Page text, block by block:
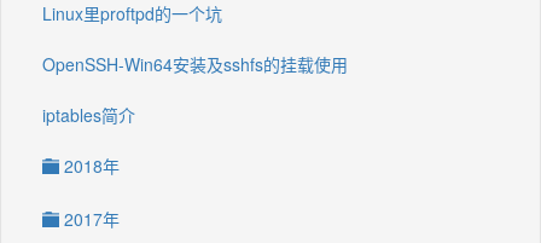
Linux里proftpd的一个坑
OpenSSH-Win64安装及sshfs的挂载使用
iptables简介
2018年
2017年